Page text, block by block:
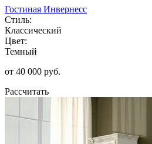
Гостиная Инвернесс
Стиль:
Классический
Цвет:
Темный
от 40 000 руб.
Рассчитать